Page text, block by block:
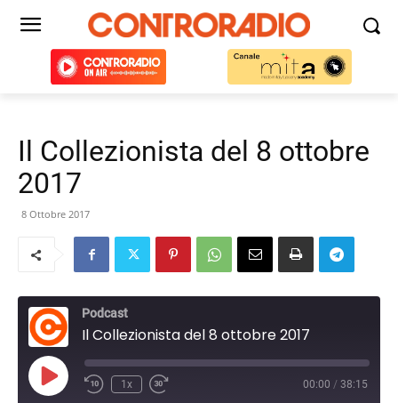
Il Collezionista del 8 ottobre
2017
8 Ottobre 2017
Podcast
Il Collezionista del 8 ottobre 2017
Play
Episode
1x 00:00 / 38:15